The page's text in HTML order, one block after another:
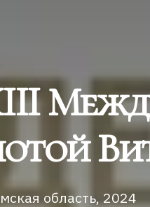
область, 2024